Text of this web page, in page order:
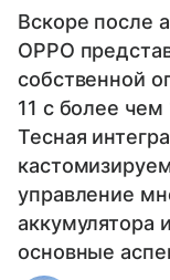
​​​​​​​Вскоре после
OPPO
собственной
11 с более
Тесная
управление
аккумулятора
основные